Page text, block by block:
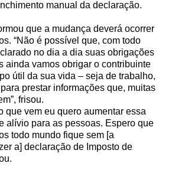
manual da declaração.
que a mudança deverá ocorrer
“Não é possível que, com todo
no dia a dia suas obrigações
ainda vamos obrigar o contribuinte
útil da sua vida – seja de trabalho,
prestar informações que, muitas
frisou.
que vem eu quero aumentar essa
alívio para as pessoas. Espero que
todo mundo fique sem [a
a] declaração de Imposto de